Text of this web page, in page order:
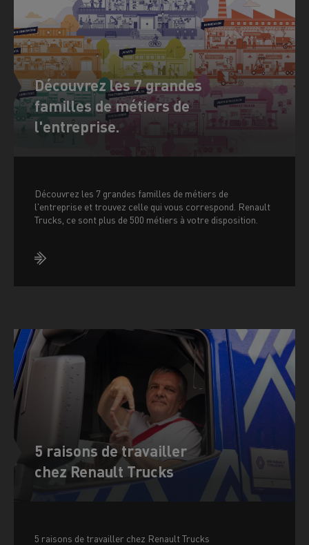
Découvrez les 7 grandes
familles de métiers de
l'entreprise.
Découvrez les 7 grandes familles de métiers de
l'entreprise et trouvez celle qui vous correspond. Renault
Trucks, ce sont plus de 500 métiers à votre disposition.
5 raisons de travailler
chez Renault Trucks
5 raisons de travailler chez Renault Trucks